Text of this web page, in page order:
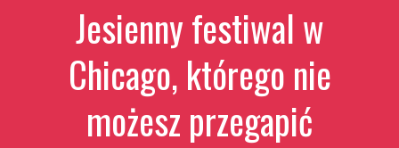
Jesienny festiwal w
Chicago, którego nie
możesz przegapić